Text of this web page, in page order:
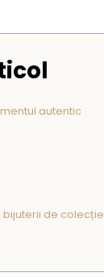
autentic
de colecție